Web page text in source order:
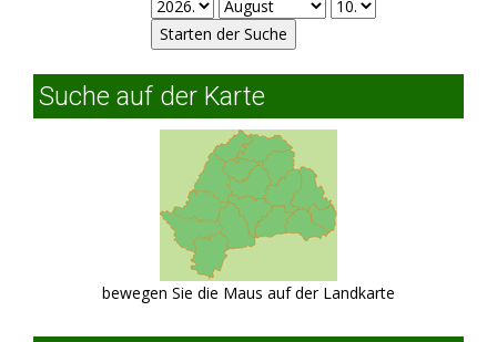
Suche auf der Karte
bewegen Sie die Maus auf der Landkarte